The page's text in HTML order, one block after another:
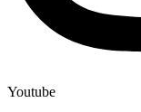
Youtube